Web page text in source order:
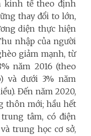
kinh tế theo định
thay đổi to lớn,
diện thực hiện
nhập của người
giảm mạnh, từ
năm 2016 (theo
và dưới 3% năm
Đến năm 2020,
thôn mới; hầu hết
tâm, có điện
trung học cơ sở,